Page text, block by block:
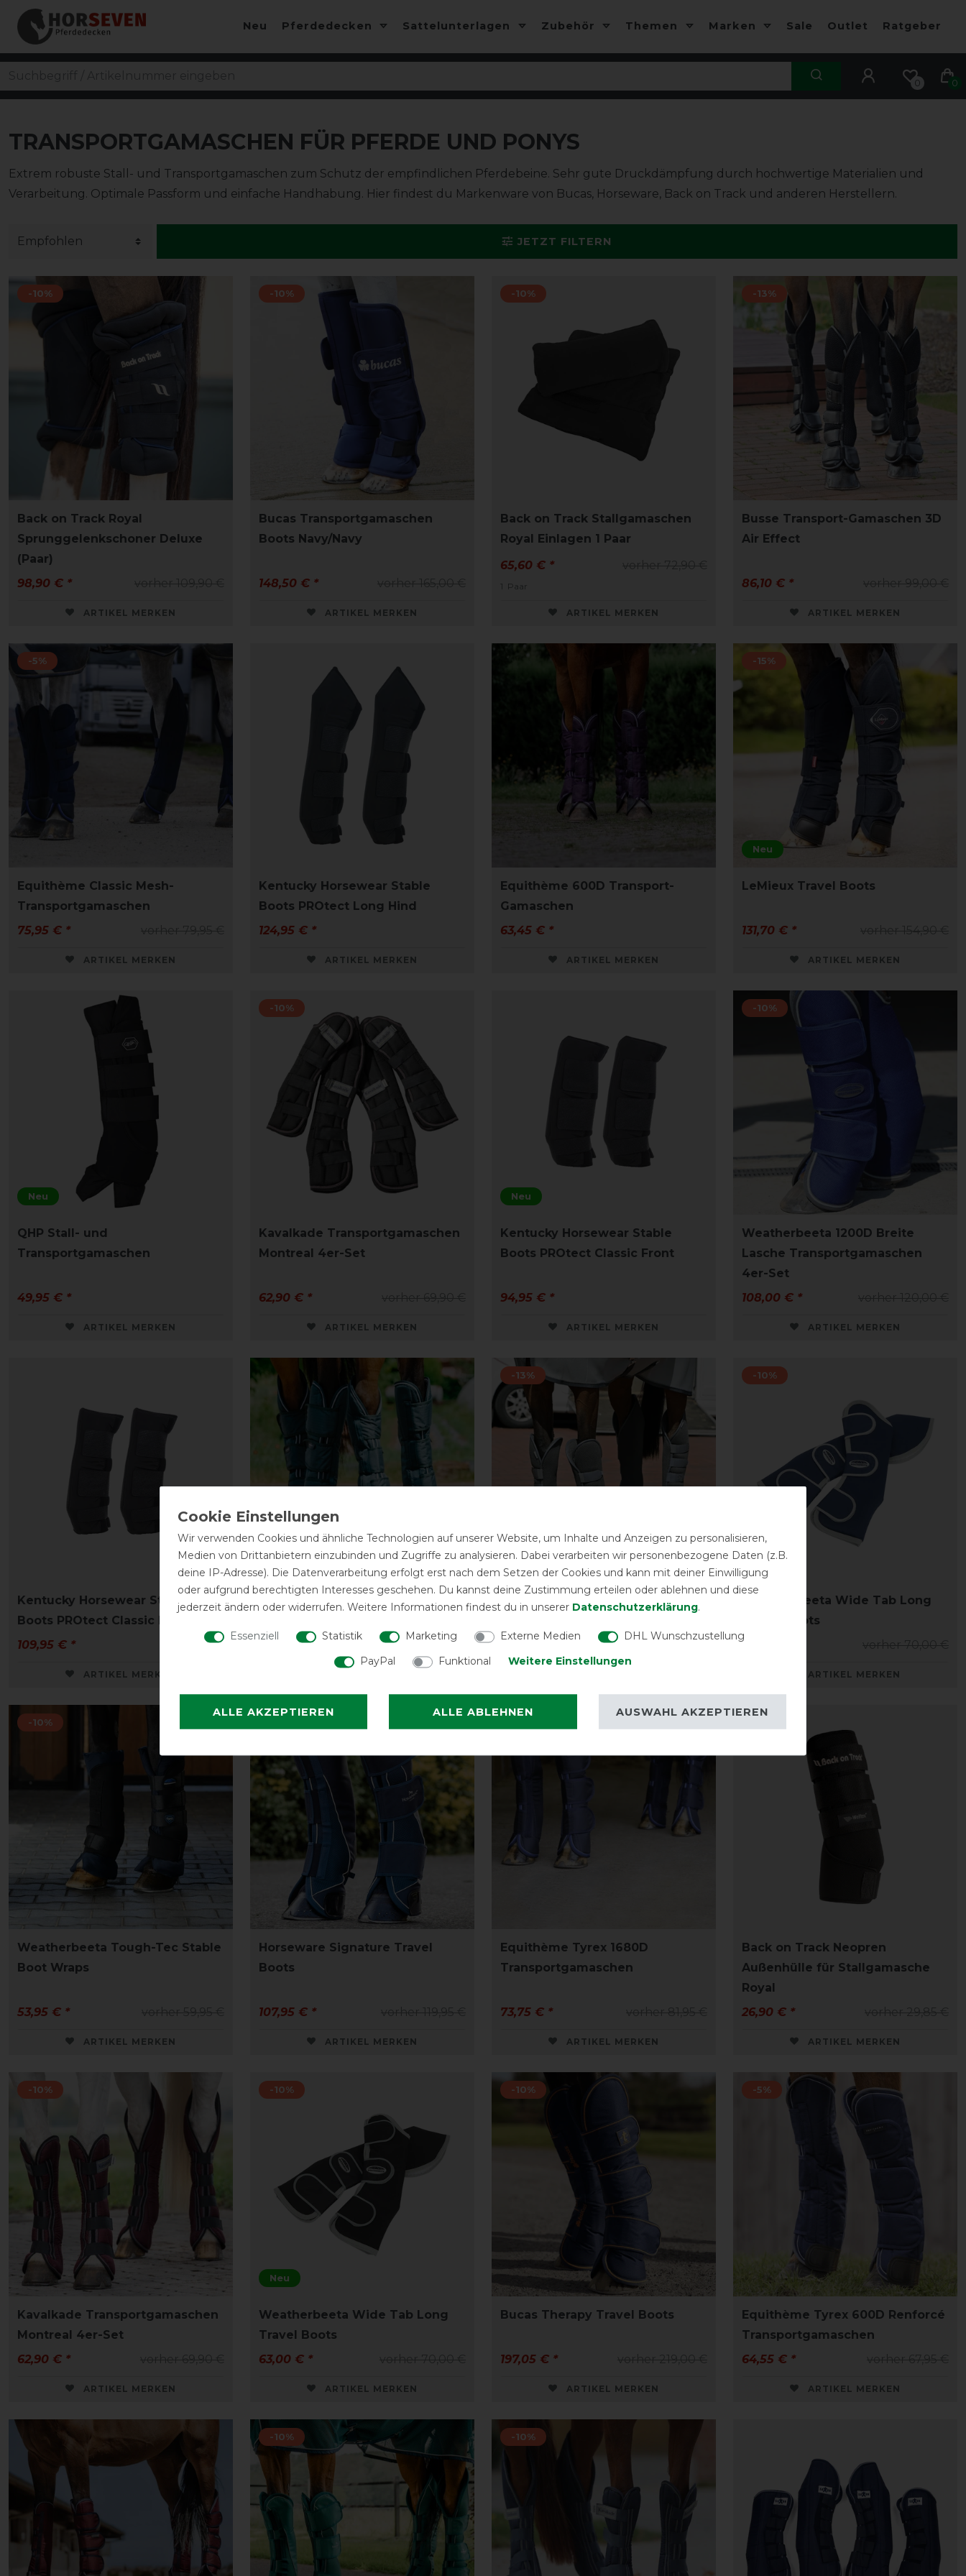
Neu Pferdedecken Sattelunterlagen Zubehör Themen Marken Sale Outlet Ratgeber
0 0
TRANSPORTGAMASCHEN FÜR PFERDE UND PONYS
Extrem robuste Stall- und Transportgamaschen zum Schutz der empfindlichen Pferdebeine. Sehr gute Druckdämpfung durch hochwertige Materialien und
Verarbeitung. Optimale Passform und einfache Handhabung. Hier findest du Markenware von Bucas, Horseware, Back on Track und anderen Herstellern.
JETZT FILTERN
-10%
Back on Track Royal
Sprunggelenkschoner Deluxe
(Paar)
98,90 € *
ARTIKEL MERKEN
-10%
Bucas Transportgamaschen
Boots Navy/Navy
148,50 € *
ARTIKEL MERKEN
-10%
Back on Track Stallgamaschen
Royal Einlagen 1 Paar
65,60 € *
1 Paar
ARTIKEL MERKEN
-13%
Busse Transport-Gamaschen 3D
Air Effect
86,10 € *
ARTIKEL MERKEN
-5%
Equithème Classic Mesh-
Transportgamaschen
75,95 € *
ARTIKEL MERKEN
Kentucky Horsewear Stable
Boots PROtect Long Hind
124,95 € *
ARTIKEL MERKEN
Equithème 600D Transport-
Gamaschen
63,45 € *
ARTIKEL MERKEN
Neu
-15%
LeMieux Travel Boots
131,70 € *
ARTIKEL MERKEN
Neu
QHP Stall- und
Transportgamaschen
49,95 € *
ARTIKEL MERKEN
-10%
Kavalkade Transportgamaschen
Montreal 4er-Set
62,90 € *
ARTIKEL MERKEN
Neu
Kentucky Horsewear Stable
Boots PROtect Classic Front
94,95 € *
ARTIKEL MERKEN
-10%
Weatherbeeta 1200D Breite
Lasche Transportgamaschen
4er-Set
108,00 € *
ARTIKEL MERKEN
Kentucky Horsewear Stable
Boots PROtect Classic Hind
109,95 € *
ARTIKEL MERKEN
Equithème 600D Transport-
61,95 € *
-13%
Busse Transport-Gamaschen 3D
Neu
-10%
Weatherbeeta Wide Tab Long
Travel Boots
63,00 € *
ARTIKEL MERKEN
-10%
Weatherbeeta Tough-Tec Stable
Boot Wraps
53,95 € *
ARTIKEL MERKEN
Horseware Signature Travel
Boots
107,95 € *
ARTIKEL MERKEN
Equithème Tyrex 1680D
Transportgamaschen
73,75 € *
ARTIKEL MERKEN
Back on Track Neopren
Außenhülle für Stallgamasche
Royal
26,90 € *
ARTIKEL MERKEN
-10%
Kavalkade Transportgamaschen
Montreal 4er-Set
62,90 € *
ARTIKEL MERKEN
Neu
-10%
Weatherbeeta Wide Tab Long
Travel Boots
63,00 € *
ARTIKEL MERKEN
-10%
Bucas Therapy Travel Boots
197,05 € *
ARTIKEL MERKEN
-5%
Equithème Tyrex 600D Renforcé
Transportgamaschen
64,55 € *
ARTIKEL MERKEN
-10% -10%
Wir verwenden Cookies und ähnliche Technologien auf unserer Website, um Inhalte und Anzeigen zu personalisieren,
Medien von Drittanbietern einzubinden und Zugriffe zu analysieren. Dabei verarbeiten wir personenbezogene Daten (z.B.
deine IP-Adresse). Die Datenverarbeitung erfolgt erst nach dem Setzen der Cookies und kann mit deiner Einwilligung
oder aufgrund berechtigten Interesses geschehen. Du kannst deine Zustimmung erteilen oder ablehnen und diese
jederzeit ändern oder widerrufen. Weitere Informationen findest du in unserer Daten­schutz­erklärung.
Essenziell Statistik Marketing Externe Medien
DHL Wunschzustellung
PayPal
Funktional Weitere Einstellungen
ALLE AKZEPTIEREN ALLE ABLEHNEN AUSWAHL AKZEPTIEREN